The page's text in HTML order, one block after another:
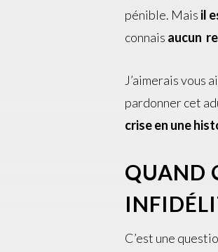
pénible. Mais il
connais aucun
J’aimerais vous
pardonner cet
crise en une
QUAND
C’est une